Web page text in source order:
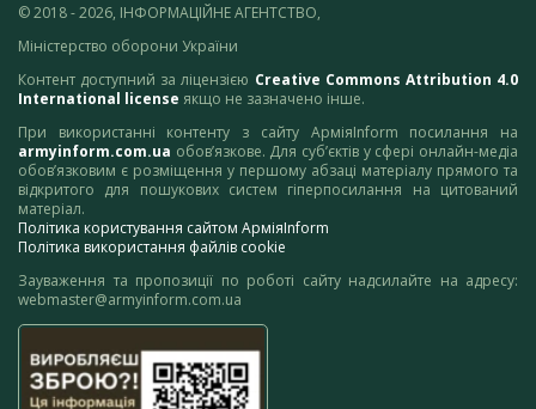
© 2018 - 2026, ІНФОРМАЦІЙНЕ АГЕНТСТВО,
Міністерство оборони України
Контент доступний за ліцензією Creative Commons Attribution 4.0
International license якщо не зазначено інше.
При використанні контенту з сайту АрміяInform посилання на
armyinform.com.ua обов’язкове. Для суб’єктів у сфері онлайн-медіа
обов’язковим є розміщення у першому абзаці матеріалу прямого та
відкритого для пошукових систем гіперпосилання на цитований
матеріал.
Політика користування сайтом АрміяInform
Політика використання файлів cookie
Зауваження та пропозиції по роботі сайту надсилайте на адресу:
webmaster@armyinform.com.ua